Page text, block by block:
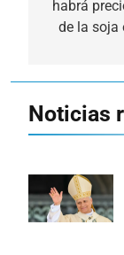
habrá
de la soja
Noticias